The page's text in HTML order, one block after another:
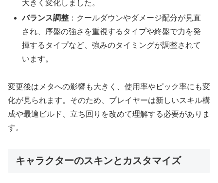
大きく変化しました。
バランス調整 ：クールダウンやダメージ配分が見直
され、序盤の強さを重視するタイプや終盤で力を発
揮するタイプなど、強みのタイミングが調整されて
います。
変更後はメタへの影響も大きく、使用率やピック率にも変
化が見られます。そのため、プレイヤーは新しいスキル構
成や最適ビルド、立ち回りを改めて理解する必要がありま
す。
キャラクターのスキンとカスタマイズ